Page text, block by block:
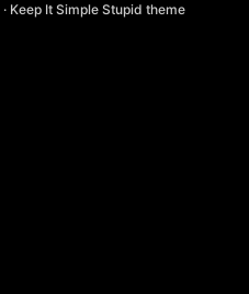
· Keep It Simple Stupid theme